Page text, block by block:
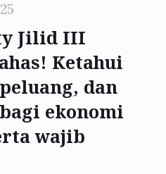
Jilid III
Ketahui
dan
ekonomi
wajib